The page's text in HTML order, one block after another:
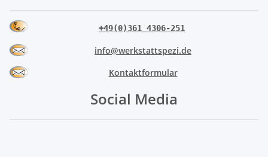
+49(0)361 4306-251
info@werkstattspezi.de
Kontaktformular
Social Media